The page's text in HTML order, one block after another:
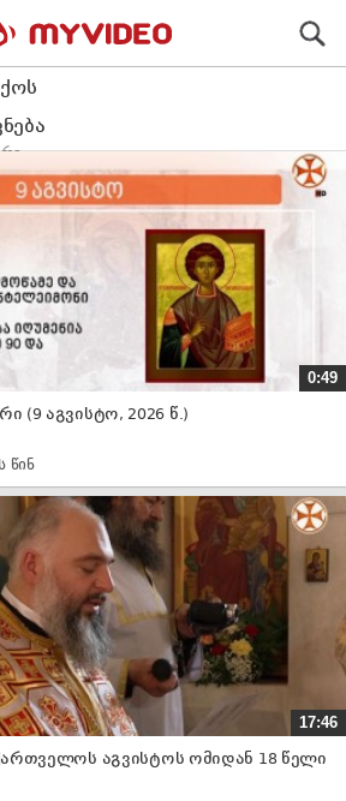
0:49
(9 აგვისტო, 2026 წ.)
წინ
17:46
აგვისტოს ომიდან 18 წელი